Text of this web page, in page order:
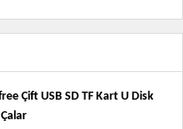
Çift USB SD TF Kart U Disk